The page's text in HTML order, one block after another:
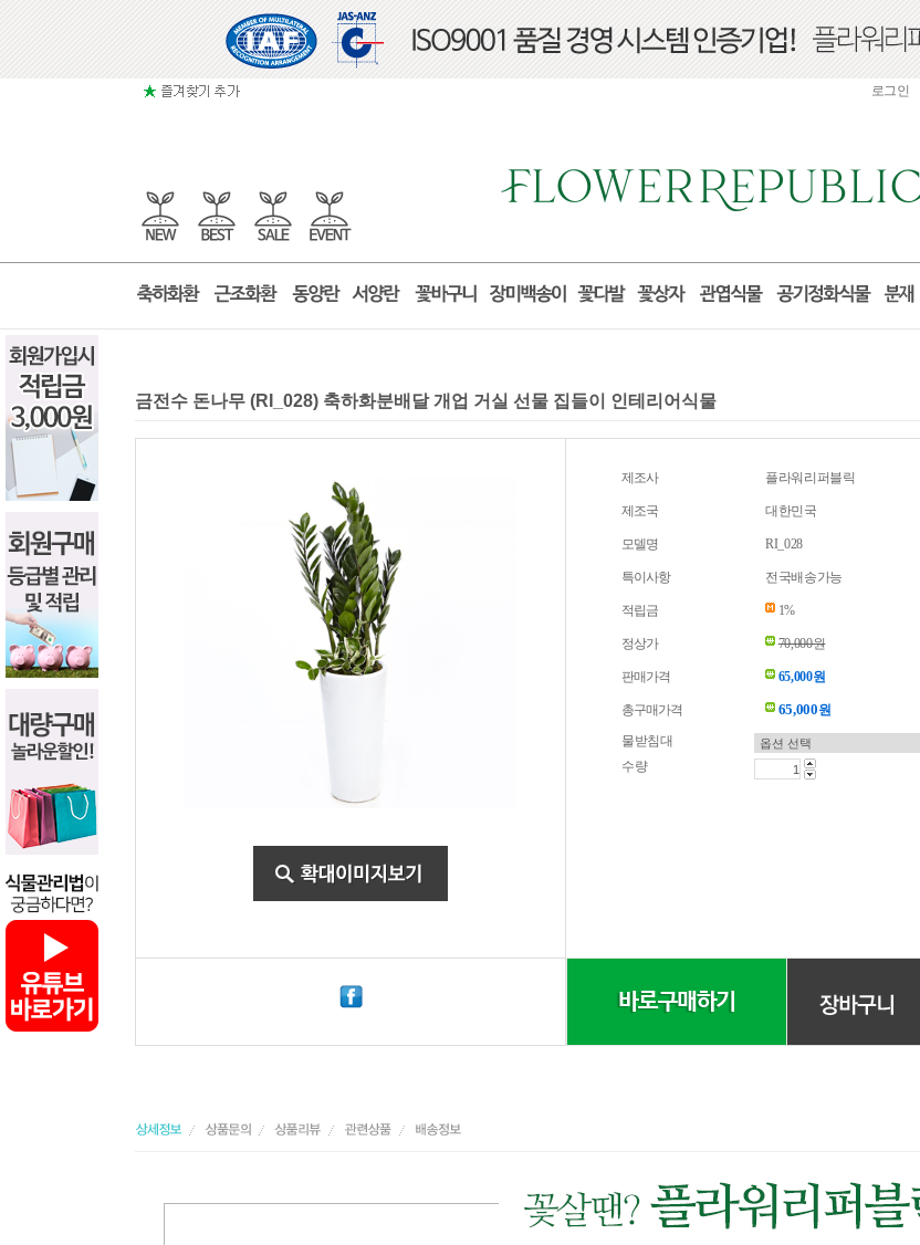
로그인
금전수 돈나무 (RI_028) 축하화분배달 개업 거실 선물 집들이 인테리어식물
제조사 플라워리퍼블릭
제조국 대한민국
모델명 RI_028
특이사항 전국배송가능
적립금 1%
정상가 70,000원
판매가격 65,000원
총구매가격 65,000원
물받침대
수량